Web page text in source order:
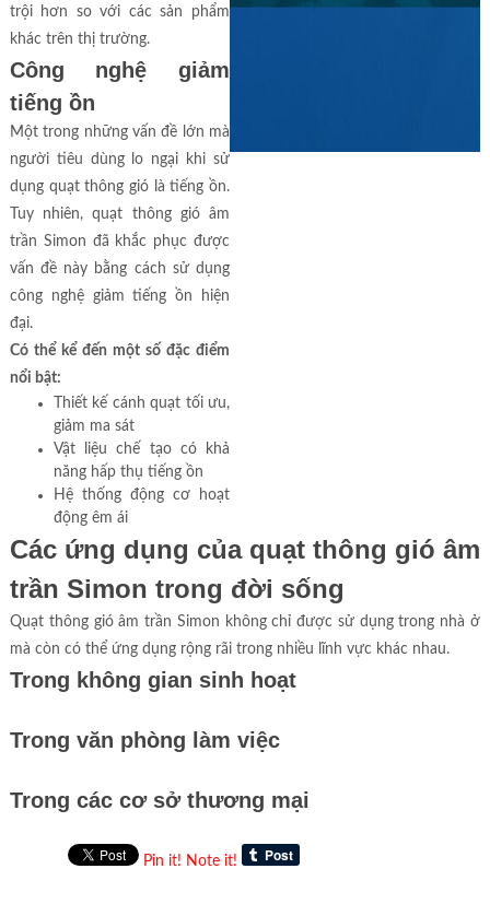
trội hơn so với các sản phẩm
khác trên thị trường.
Công nghệ giảm
tiếng ồn
Một trong những vấn đề lớn mà
người tiêu dùng lo ngại khi sử
dụng quạt thông gió là tiếng ồn.
Tuy nhiên, quạt thông gió âm
trần Simon đã khắc phục được
vấn đề này bằng cách sử dụng
công nghệ giảm tiếng ồn hiện
đại.
Có thể kể đến một số đặc điểm
nổi bật:
Thiết kế cánh quạt tối ưu,
giảm ma sát
Vật liệu chế tạo có khả
năng hấp thụ tiếng ồn
Hệ thống động cơ hoạt
động êm ái
Các ứng dụng của quạt thông gió âm
trần Simon trong đời sống
Quạt thông gió âm trần Simon không chỉ được sử dụng trong nhà ở
mà còn có thể ứng dụng rộng rãi trong nhiều lĩnh vực khác nhau.
Trong không gian sinh hoạt
Trong văn phòng làm việc
Trong các cơ sở thương mại
Pin it! Note it!